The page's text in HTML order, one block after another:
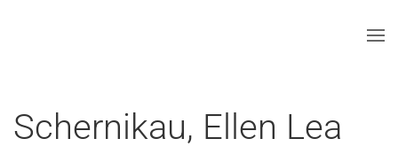
Schernikau, Ellen Lea